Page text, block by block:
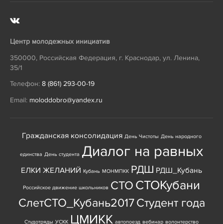
Центр молодежных инициатив
350000, Российская Федерация, г. Краснодар, ул. Ленина,
35/1
Телефон: 8 (861) 293-00-19
Email: moloddobro@yandex.ru
Гражданская консолидация День Чистоты День народного
единства День студента Диалог на равных
ЕЛКИ ЖЕЛАНИЙ Кубань МОНМПКК РДШ РДШ_Кубань
Российское движение школьников СТО СТОКубани
СлетСТО_Кубань2017Студент года
Студотряды УСКК ЦМИКК автопоезд вебинар волонтерство